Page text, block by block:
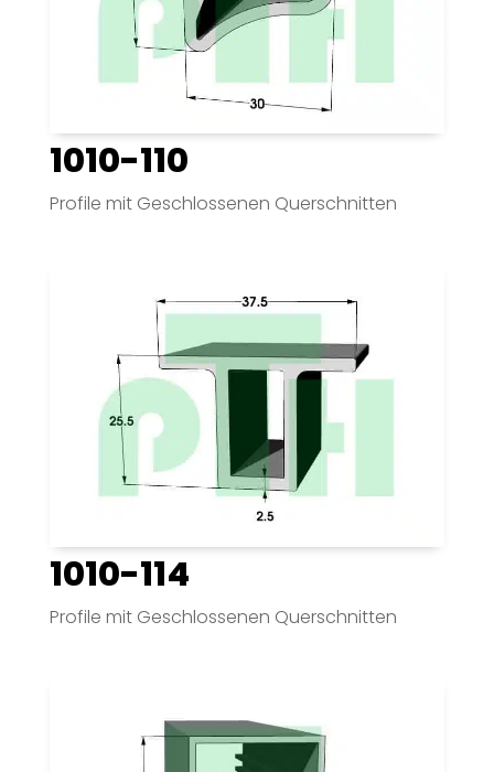
1010-110
Profile mit Geschlossenen Querschnitten
1010-114
Profile mit Geschlossenen Querschnitten